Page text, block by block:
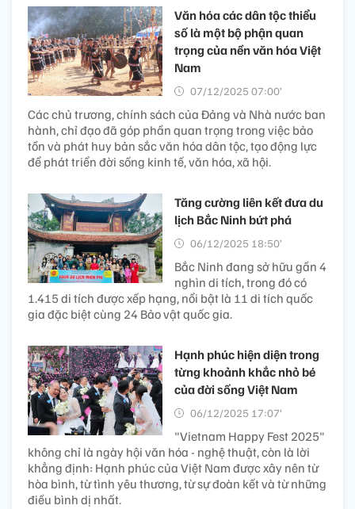
Văn hóa các dân tộc thiểu
số là một bộ phận quan
trọng của nền văn hóa Việt
Nam
07/12/2025 07:00’
Các chủ trương, chính sách của Đảng và Nhà nước ban
hành, chỉ đạo đã góp phần quan trọng trong việc bảo
tồn và phát huy bản sắc văn hóa dân tộc, tạo động lực
để phát triển đời sống kinh tế, văn hóa, xã hội.
Tăng cường liên kết đưa du
lịch Bắc Ninh bứt phá
06/12/2025 18:50’
Bắc Ninh đang sở hữu gần 4
nghìn di tích, trong đó có
1.415 di tích được xếp hạng, nổi bật là 11 di tích quốc
gia đặc biệt cùng 24 Bảo vật quốc gia.
Hạnh phúc hiện diện trong
từng khoảnh khắc nhỏ bé
của đời sống Việt Nam
06/12/2025 17:07’
"Vietnam Happy Fest 2025"
không chỉ là ngày hội văn hóa - nghệ thuật, còn là lời
khẳng định: Hạnh phúc của Việt Nam được xây nên từ
hòa bình, từ tình yêu thương, từ sự đoàn kết và từ những
điều bình dị nhất.